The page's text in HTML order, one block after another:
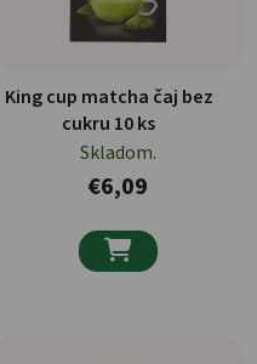
King cup matcha čaj bez
cukru 10 ks
Skladom.
€6,09
